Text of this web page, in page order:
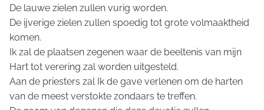
De lauwe zielen zullen vurig worden.
De ijverige zielen zullen spoedig tot grote volmaaktheid
komen.
Ik zal de plaatsen zegenen waar de beeltenis van mijn
Hart tot verering zal worden uitgesteld.
Aan de priesters zal Ik de gave verlenen om de harten
van de meest verstokte zondaars te treffen.